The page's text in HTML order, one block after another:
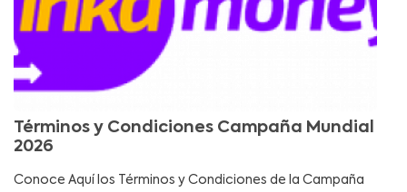
Términos y Condiciones Campaña Mundial
2026
Conoce Aquí los Términos y Condiciones de la Campaña